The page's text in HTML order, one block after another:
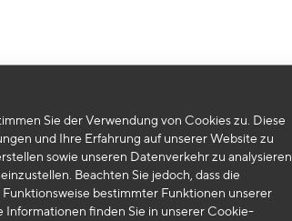
Sie der Verwendung von Cookies zu. Diese
und Ihre Erfahrung auf unserer Website zu
sowie unseren Datenverkehr zu analysieren.
Beachten Sie jedoch, dass die
bestimmter Funktionen unserer
finden Sie in unserer Cookie-
Produkte zu ihrer Auswahl finden.